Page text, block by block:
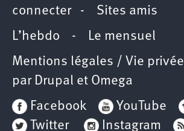
connecter- Sites amis
L’hebdo - Le mensuel
Mentions légales / Vie privée
par Drupal et Omega
Facebook
YouTube
Twitter
Instagram